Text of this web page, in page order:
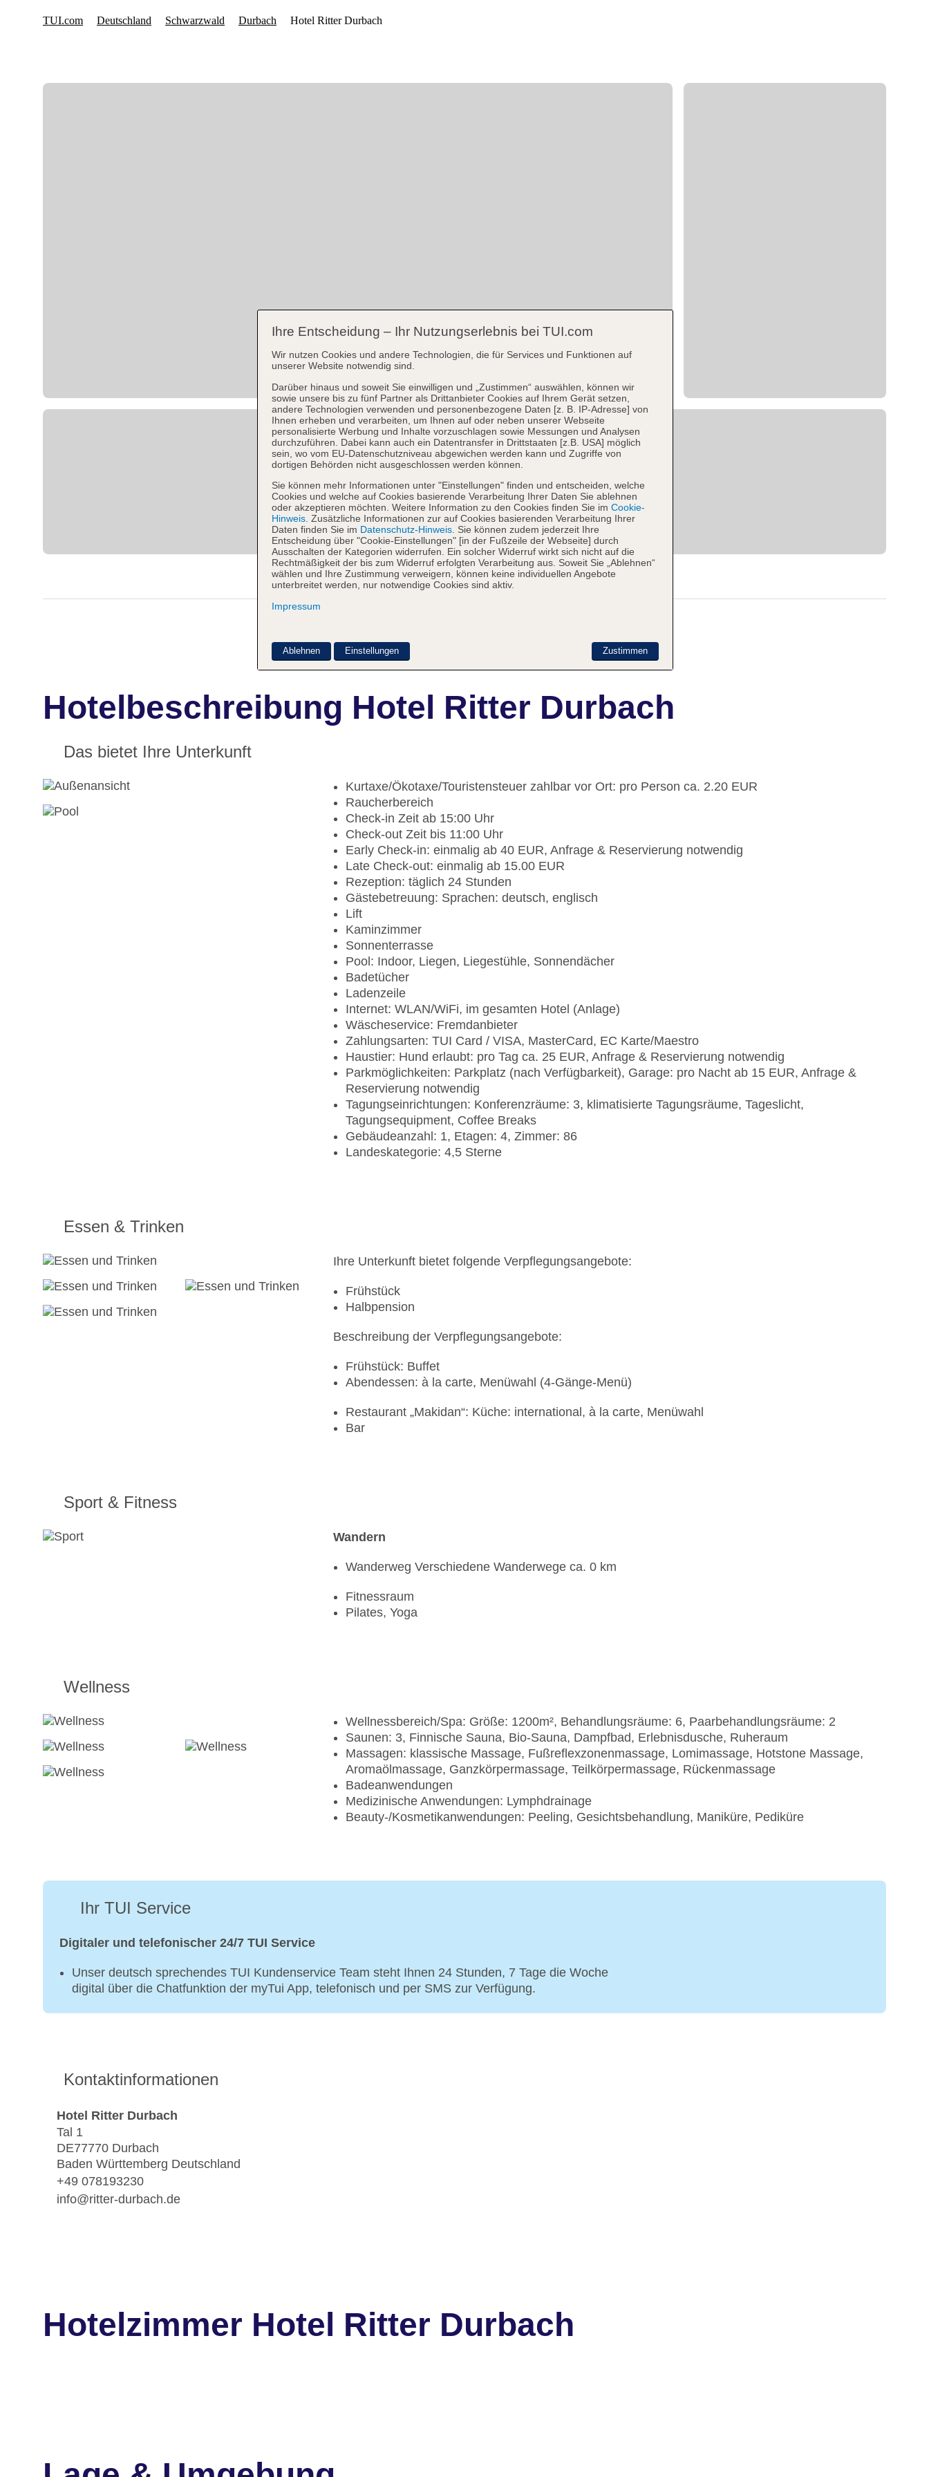
Hotelbeschreibung Hotel Ritter Durbach
Das bietet Ihre Unterkunft
Kurtaxe/Ökotaxe/Touristensteuer zahlbar vor Ort: pro Person ca. 2.20 EUR
Raucherbereich
Check-in Zeit ab 15:00 Uhr
Check-out Zeit bis 11:00 Uhr
Early Check-in: einmalig ab 40 EUR, Anfrage & Reservierung notwendig
Late Check-out: einmalig ab 15.00 EUR
Rezeption: täglich 24 Stunden
Gästebetreuung: Sprachen: deutsch, englisch
Lift
Kaminzimmer
Sonnenterrasse
Pool: Indoor, Liegen, Liegestühle, Sonnendächer
Badetücher
Ladenzeile
Internet: WLAN/WiFi, im gesamten Hotel (Anlage)
Wäscheservice: Fremdanbieter
Zahlungsarten: TUI Card / VISA, MasterCard, EC Karte/Maestro
Haustier: Hund erlaubt: pro Tag ca. 25 EUR, Anfrage & Reservierung notwendig
Parkmöglichkeiten: Parkplatz (nach Verfügbarkeit), Garage: pro Nacht ab 15 EUR, Anfrage &
Reservierung notwendig
Tagungseinrichtungen: Konferenzräume: 3, klimatisierte Tagungsräume, Tageslicht,
Tagungsequipment, Coffee Breaks
Gebäudeanzahl: 1, Etagen: 4, Zimmer: 86
Landeskategorie: 4,5 Sterne
Essen & Trinken
Ihre Unterkunft bietet folgende Verpflegungsangebote:
Frühstück
Halbpension
Beschreibung der Verpflegungsangebote:
Frühstück: Buffet
Abendessen: à la carte, Menüwahl (4-Gänge-Menü)
Restaurant „Makidan“: Küche: international, à la carte, Menüwahl
Bar
Sport & Fitness
Wandern
Wanderweg Verschiedene Wanderwege ca. 0 km
Fitnessraum
Pilates, Yoga
Wellness
Wellnessbereich/Spa: Größe: 1200m², Behandlungsräume: 6, Paarbehandlungsräume: 2
Saunen: 3, Finnische Sauna, Bio-Sauna, Dampfbad, Erlebnisdusche, Ruheraum
Massagen: klassische Massage, Fußreflexzonenmassage, Lomimassage, Hotstone Massage,
Aromaölmassage, Ganzkörpermassage, Teilkörpermassage, Rückenmassage
Badeanwendungen
Medizinische Anwendungen: Lymphdrainage
Beauty-/Kosmetikanwendungen: Peeling, Gesichtsbehandlung, Maniküre, Pediküre
Ihr TUI Service
Digitaler und telefonischer 24/7 TUI Service
Unser deutsch sprechendes TUI Kundenservice Team steht Ihnen 24 Stunden, 7 Tage die Woche
digital über die Chatfunktion der myTui App, telefonisch und per SMS zur Verfügung.
Kontaktinformationen
Hotel Ritter Durbach
Tal 1
DE77770 Durbach
Baden Württemberg Deutschland
+49 078193230
info@ritter-durbach.de
Hotelzimmer Hotel Ritter Durbach
Ihre Entscheidung – Ihr Nutzungserlebnis bei TUI.com
Wir nutzen Cookies und andere Technologien, die für Services und Funktionen auf
unserer Website notwendig sind.
Darüber hinaus und soweit Sie einwilligen und „Zustimmen“ auswählen, können wir
sowie unsere bis zu fünf Partner als Drittanbieter Cookies auf Ihrem Gerät setzen,
andere Technologien verwenden und personenbezogene Daten [z. B. IP-Adresse] von
Ihnen erheben und verarbeiten, um Ihnen auf oder neben unserer Webseite
personalisierte Werbung und Inhalte vorzuschlagen sowie Messungen und Analysen
durchzuführen. Dabei kann auch ein Datentransfer in Drittstaaten [z.B. USA] möglich
sein, wo vom EU-Datenschutzniveau abgewichen werden kann und Zugriffe von
dortigen Behörden nicht ausgeschlossen werden können.
Sie können mehr Informationen unter "Einstellungen" finden und entscheiden, welche
Cookies und welche auf Cookies basierende Verarbeitung Ihrer Daten Sie ablehnen
oder akzeptieren möchten. Weitere Information zu den Cookies finden Sie im Cookie-
Hinweis . Zusätzliche Informationen zur auf Cookies basierenden Verarbeitung Ihrer
Daten finden Sie im Datenschutz-Hinweis . Sie können zudem jederzeit Ihre
Entscheidung über "Cookie-Einstellungen" [in der Fußzeile der Webseite] durch
Ausschalten der Kategorien widerrufen. Ein solcher Widerruf wirkt sich nicht auf die
Rechtmäßigkeit der bis zum Widerruf erfolgten Verarbeitung aus. Soweit Sie „Ablehnen“
wählen und Ihre Zustimmung verweigern, können keine individuellen Angebote
unterbreitet werden, nur notwendige Cookies sind aktiv.
Impressum
Zustimmen
Ablehnen Einstellungen